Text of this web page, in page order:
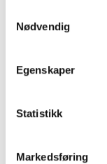
Nødvendig
Egenskaper
Statistikk
Markedsføring
Da oppstår
produktet er. Det
reduserer
gjør produktet